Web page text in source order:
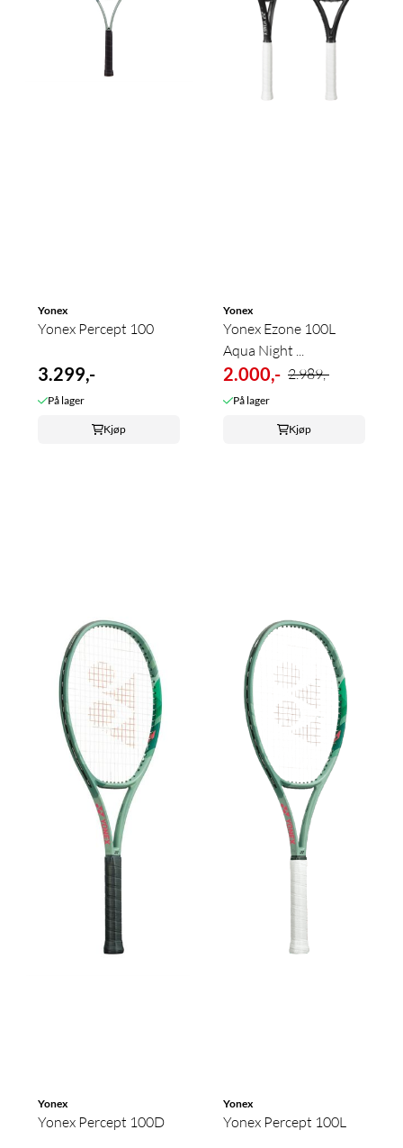
Yonex
Yonex Percept 100
3.299,-
På lager
Kjøp
Yonex
Yonex Ezone 100L
Aqua Night ...
2.000,- 2.989,-
På lager
Kjøp
Yonex
Yonex Percept 100D
Yonex
Yonex Percept 100L